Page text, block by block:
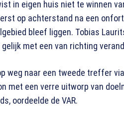
in eigen huis niet te winnen
op achterstand na een
bleef liggen. Tobias
met een van richting
weg naar een tweede treffer
met een verre uitworp van
oordeelde de VAR.